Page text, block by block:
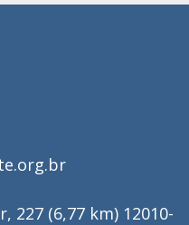
227 (6,77 km) 12010-